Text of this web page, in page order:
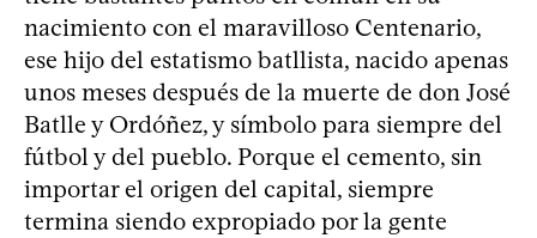
nacimiento con el maravilloso Centenario,
ese hijo del estatismo batllista, nacido apenas
unos meses después de la muerte de don José
Batlle y Ordóñez, y símbolo para siempre del
fútbol y del pueblo. Porque el cemento, sin
importar el origen del capital, siempre
termina siendo expropiado por la gente